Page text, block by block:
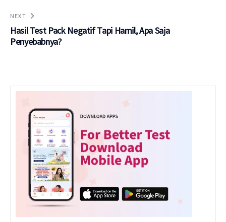
NEXT
Hasil Test Pack Negatif Tapi Hamil, Apa Saja
Penyebabnya?